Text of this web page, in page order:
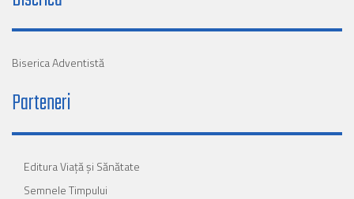
Biserica Adventistă
Parteneri
Editura Viaţă şi Sănătate
Semnele Timpului